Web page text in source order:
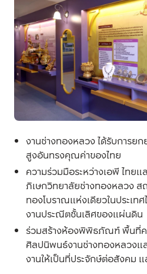
งานช่างทองหลวง ได้รับการย
สูงอันทรงคุณค่าของไทย
ความร่วมมือระหว่างเอพี ไทย
ภิเษกวิทยาลัยช่างทองหลวง ส
ทองโบราณแห่งเดียวในประเ
งานประณีตชั้นเลิศของแผ่นดิน
ร่วมสร้างห้องพิพิธภัณฑ์ พื้นที่
ศิลปนิพนธ์งานช่างทองหลวงแ
งานให้เป็นที่ประจักษ์ต่อสังคม